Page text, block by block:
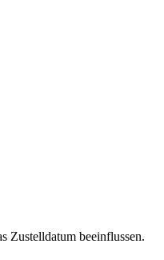
Zustelldatum beeinflussen.